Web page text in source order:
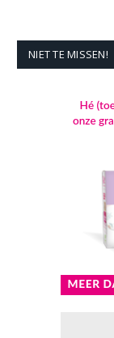
NIET TE MISSEN!